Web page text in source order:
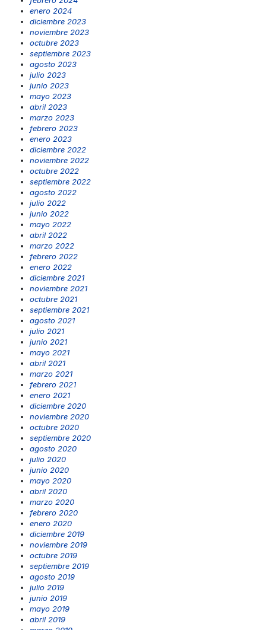
enero 2024
diciembre 2023
noviembre 2023
octubre 2023
septiembre 2023
agosto 2023
julio 2023
junio 2023
mayo 2023
abril 2023
marzo 2023
febrero 2023
enero 2023
diciembre 2022
noviembre 2022
octubre 2022
septiembre 2022
agosto 2022
julio 2022
junio 2022
mayo 2022
abril 2022
marzo 2022
febrero 2022
enero 2022
diciembre 2021
noviembre 2021
octubre 2021
septiembre 2021
agosto 2021
julio 2021
junio 2021
mayo 2021
abril 2021
marzo 2021
febrero 2021
enero 2021
diciembre 2020
noviembre 2020
octubre 2020
septiembre 2020
agosto 2020
julio 2020
junio 2020
mayo 2020
abril 2020
marzo 2020
febrero 2020
enero 2020
diciembre 2019
noviembre 2019
octubre 2019
septiembre 2019
agosto 2019
julio 2019
junio 2019
mayo 2019
abril 2019